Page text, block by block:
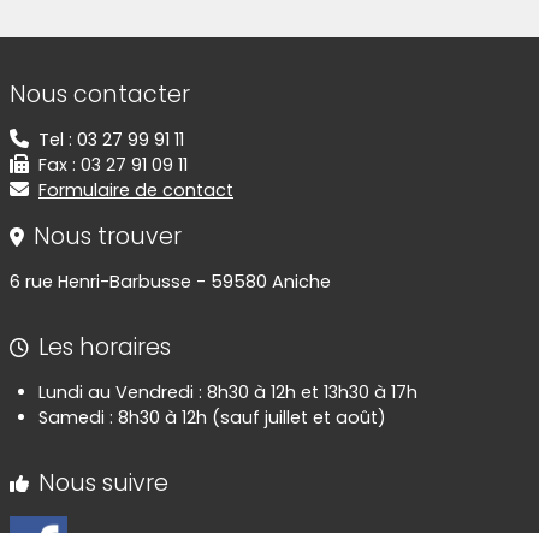
Informations de contact
Nous contacter
Tel : 03 27 99 91 11
Fax : 03 27 91 09 11
Formulaire de contact
Nous trouver
6 rue Henri-Barbusse - 59580 Aniche
Les horaires
Lundi au Vendredi : 8h30 à 12h et 13h30 à 17h
Samedi : 8h30 à 12h (sauf juillet et août)
Nous suivre